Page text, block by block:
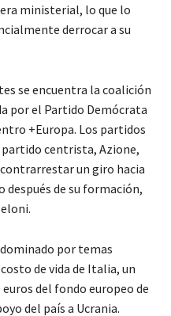
ministerial, lo que lo
derrocar a su
se encuentra la coalición
por el Partido Demócrata
+Europa. Los partidos
centrista, Azione,
un giro hacia
después de su formación,
por temas
de vida de Italia, un
del fondo europeo de
del país a Ucrania.